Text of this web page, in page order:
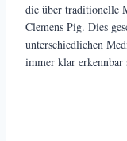
die über traditionelle
Clemens Pig. Dies
unterschiedlichen
immer klar erkennbar